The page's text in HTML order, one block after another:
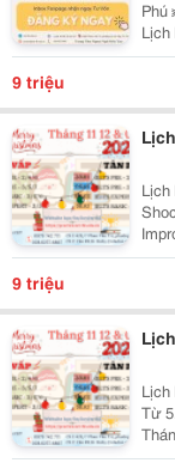
Phú ≫≫≫Nhóm Lớp 3 Tháng/ Đóng Tiền Hp Theo Khóa +
Lớp
9 triệu
Lịch
Shock
Improver Tối
18:00 Đến
9 triệu
Lịch
Từ 5.0 Đến
Tháng 07 1/ Ielts
13/07/2026 Khung